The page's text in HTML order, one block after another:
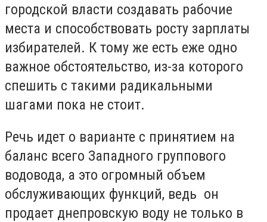
городской власти создавать рабочие
места и способствовать росту зарплаты
избирателей. К тому же есть еже одно
важное обстоятельство, из-за которого
спешить с такими радикальными
шагами пока не стоит.
Речь идет о варианте с принятием на
баланс всего Западного группового
водовода, а это огромный объем
обслуживающих функций, ведь он
продает днепровскую воду не только в